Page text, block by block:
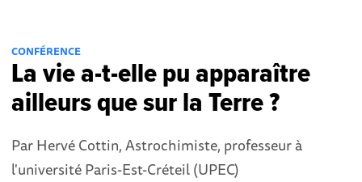
CONFÉRENCE
La vie a-t-elle pu apparaître
ailleurs que sur la Terre ?
Par Hervé Cottin, Astrochimiste, professeur à
l'université Paris-Est-Créteil (UPEC)